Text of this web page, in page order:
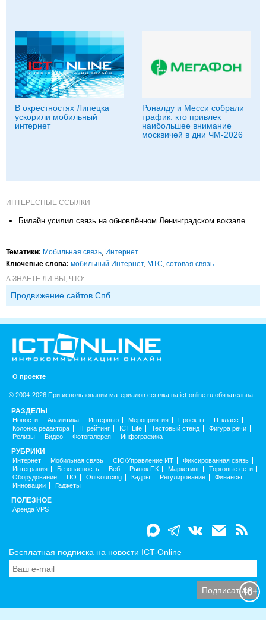
В окрестностях Липецка
ускорили мобильный
интернет
Роналду и Месси собрали
трафик: кто привлек
наибольшее внимание
москвичей в дни ЧМ-2026
ИНТЕРЕСНЫЕ ССЫЛКИ
Билайн усилил связь на обновлённом Ленинградском вокзале
Тематики: Мобильная связь, Интернет
Ключевые слова: мобильный Интернет, МТС, сотовая связь
А ЗНАЕТЕ ЛИ ВЫ, ЧТО:
Продвижение сайтов Спб
О проекте
© 2004-2026 При использовании материалов ссылка на ict-online.ru обязательна
РАЗДЕЛЫ
Новости Аналитика Интервью Мероприятия Проекты
IT класс
Колонка редактора
IT рейтинг ICT Life Тестовый стенд
Фигура речи
Релизы
Видео Фотогалерея Инфографика
РУБРИКИ
Интернет Мобильная связь CIO/Управление ИТ
Фиксированная связь
Интеграция
Безопасность Веб Рынок ПК Маркетинг
Торговые сети
Оборудование
ПО Outsourcing Кадры Регулирование
Финансы
Инновации
Гаджеты
ПОЛЕЗНОЕ
Аренда VPS
Бесплатная подписка на новости ICT-Online